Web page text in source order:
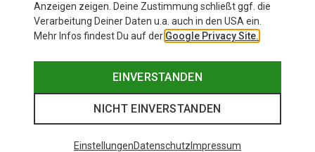
Anzeigen zeigen. Deine Zustimmung schließt ggf. die
Verarbeitung Deiner Daten u.a. auch in den USA ein.
Mehr Infos findest Du auf der Google Privacy Site.
EINVERSTANDEN
NICHT EINVERSTANDEN
EinstellungenDatenschutz Impressum